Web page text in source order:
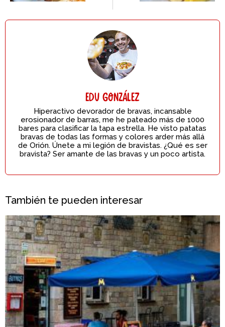
Edu González
Hiperactivo devorador de bravas, incansable
erosionador de barras, me he pateado más de 1000
bares para clasificar la tapa estrella. He visto patatas
bravas de todas las formas y colores arder más allá
de Orión. Únete a mi legión de bravistas. ¿Qué es ser
bravista? Ser amante de las bravas y un poco artista.
También te pueden interesar